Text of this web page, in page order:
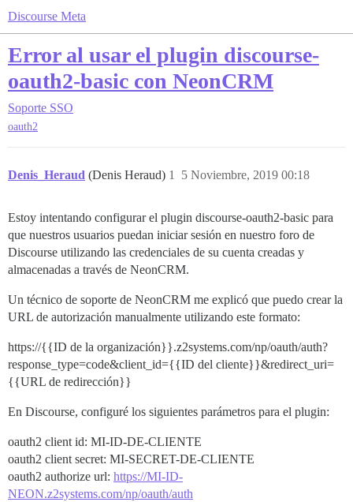
Discourse Meta
Error al usar el plugin discourse-
oauth2-basic con NeonCRM
Soporte SSO
oauth2
Denis_Heraud (Denis Heraud) 5 Noviembre, 2019 00:18
1
Estoy intentando configurar el plugin discourse-oauth2-basic para
que nuestros usuarios puedan iniciar sesión en nuestro foro de
Discourse utilizando las credenciales de su cuenta creadas y
almacenadas a través de NeonCRM.
Un técnico de soporte de NeonCRM me explicó que puedo crear la
URL de autorización manualmente utilizando este formato:
https://{{ID de la organización}}.z2systems.com/np/oauth/auth?
response_type=code&client_id={{ID del cliente}}&redirect_uri=
{{URL de redirección}}
En Discourse, configuré los siguientes parámetros para el plugin:
oauth2 client id: MI-ID-DE-CLIENTE
oauth2 client secret: MI-SECRET-DE-CLIENTE
oauth2 authorize url: https://MI-ID-
NEON.z2systems.com/np/oauth/auth